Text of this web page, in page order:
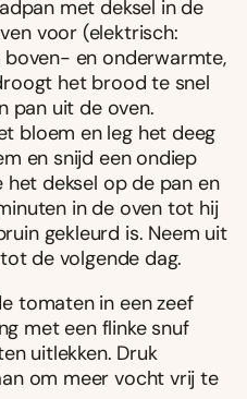
met deksel in de
voor (elektrisch:
boven- en onderwarmte,
het brood te snel
pan uit de oven.
bloem en leg het deeg
en snijd een ondiep
deksel op de pan en
in de oven tot hij
gekleurd is. Neem uit
de volgende dag.
tomaten in een zeef
met een flinke snuf
uitlekken. Druk
om meer vocht vrij te